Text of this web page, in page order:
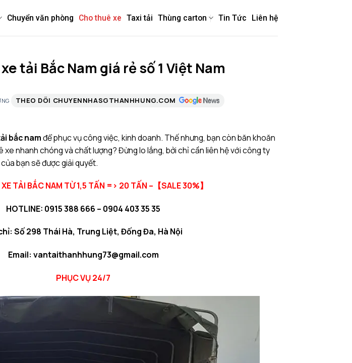
Chuyển văn phòng Cho thuê xe Taxi tải Thùng carton Tin Tức Liên hệ
tải Bắc Nam giá rẻ số 1 Việt Nam
THEO DÕI CHUYENNHASGTHANHHUNG.COM
bắc namđể phục vụ công việc, kinh doanh. Thế nhưng, bạn còn băn khoăn
xe nhanh chóng và chất lượng? Đừng lo lắng, bởi chỉ cần liên hệ với công ty
bạn sẽ được giải quyết.
TẢI BẮC NAM TỪ 1,5 TẤN => 20 TẤN –【SALE 30%】
HOTLINE: 0915 388 666 – 0904 403 35 35
Số 298 Thái Hà, Trung Liệt, Đống Đa, Hà Nội
Email: vantaithanhhung73@gmail.com
PHỤC VỤ 24/7